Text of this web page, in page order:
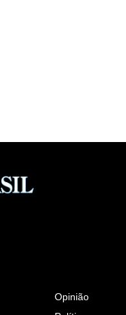
Opinião